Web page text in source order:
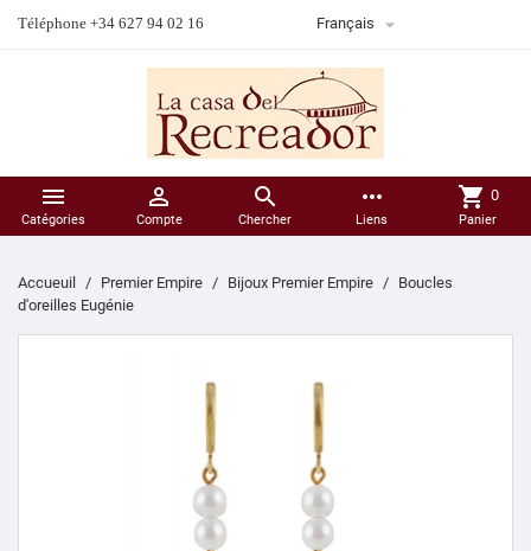
Téléphone +34 627 94 02 16 Français 

Catégories

Compte

Chercher
more_horiz
Liens
shopping_cart 0
Panier
Accueuil Premier Empire Bijoux Premier Empire
Boucles
d'oreilles Eugénie